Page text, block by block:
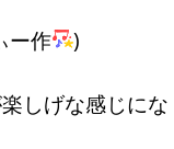
ー作 )
しげな感じにな